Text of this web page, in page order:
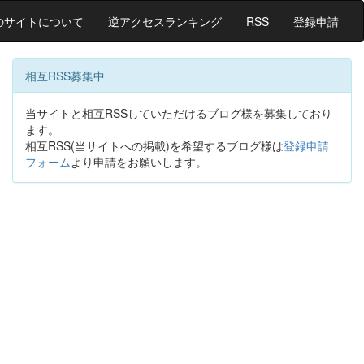
サイトについて 逆アクセスランキング RSS 登録申請
相互RSS募集中
当サイトと相互RSSしていただけるブログ様を募集しており
ます。
相互RSS(当サイトへの掲載)を希望するブログ様は登録申請
フォームより申請をお願いします。